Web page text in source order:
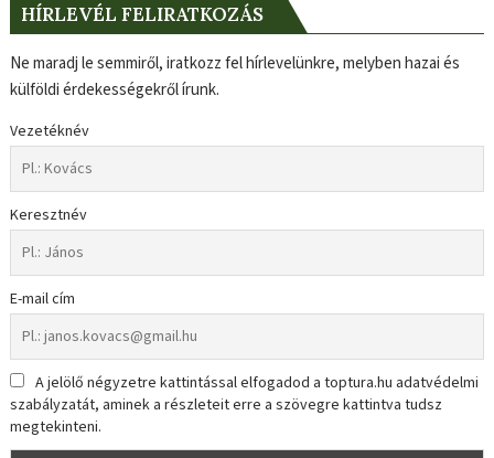
HÍRLEVÉL FELIRATKOZÁS
Ne maradj le semmiről, iratkozz fel hírlevelünkre, melyben hazai és
külföldi érdekességekről írunk.
Vezetéknév
Keresztnév
E-mail cím
A jelölő négyzetre kattintással elfogadod a toptura.hu adatvédelmi
szabályzatát, aminek a részleteit erre a szövegre kattintva tudsz
megtekinteni.